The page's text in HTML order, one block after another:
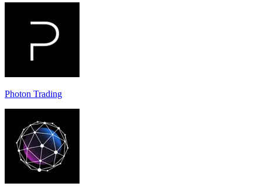
Photon Trading